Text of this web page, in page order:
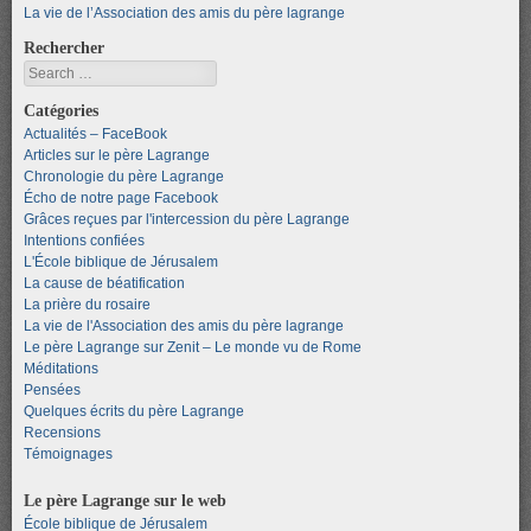
La vie de l’Association des amis du père lagrange
Rechercher
Search
Catégories
Actualités – FaceBook
Articles sur le père Lagrange
Chronologie du père Lagrange
Écho de notre page Facebook
Grâces reçues par l'intercession du père Lagrange
Intentions confiées
L'École biblique de Jérusalem
La cause de béatification
La prière du rosaire
La vie de l'Association des amis du père lagrange
Le père Lagrange sur Zenit – Le monde vu de Rome
Méditations
Pensées
Quelques écrits du père Lagrange
Recensions
Témoignages
Le père Lagrange sur le web
École biblique de Jérusalem